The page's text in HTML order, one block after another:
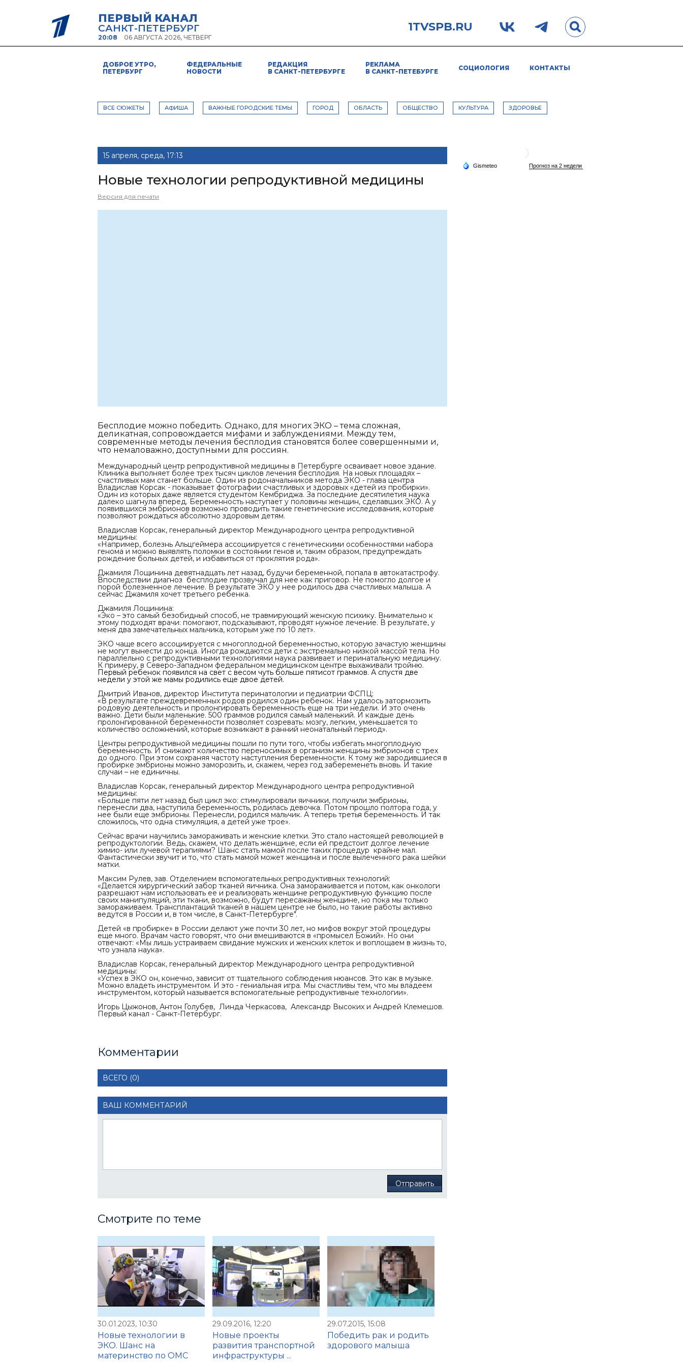
ПЕРВЫЙ КАНАЛ
САНКТ-ПЕТЕРБУРГ
20:08 06 АВГУСТА 2026, ЧЕТВЕРГ
1TVSPB.RU
ДОБРОЕ УТРО,
ПЕТЕРБУРГ
ФЕДЕРАЛЬНЫЕ
НОВОСТИ
РЕДАКЦИЯ
В САНКТ-ПЕТЕРБУРГЕ
РЕКЛАМА
В САНКТ-ПЕТЕБУРГЕ
СОЦИОЛОГИЯ КОНТАКТЫ
ВСЕ СЮЖЕТЫ АФИША ВАЖНЫЕ ГОРОДСКИЕ ТЕМЫ ГОРОД ОБЛАСТЬ ОБЩЕСТВО КУЛЬТУРА ЗДОРОВЬЕ
15 апреля, среда, 17:13
Новые технологии репродуктивной медицины
Версия для печати
Бесплодие можно победить. Однако, для многих ЭКО – тема сложная,
деликатная, сопровождается мифами и заблуждениями. Между тем,
современные методы лечения бесплодия становятся более совершенными и,
что немаловажно, доступными для россиян.
Международный центр репродуктивной медицины в Петербурге осваивает новое здание.
Клиника выполняет более трех тысяч циклов лечения бесплодия. На новых площадях –
счастливых мам станет больше. Один из родоначальников метода ЭКО - глава центра
Владислав Корсак - показывает фотографии счастливых и здоровых «детей из пробирки».
Один из которых даже является студентом Кембриджа. За последние десятилетия наука
далеко шагнула вперед. Беременность наступает у половины женщин, сделавших ЭКО. А у
появившихся эмбрионов возможно проводить такие генетические исследования, которые
позволяют рождаться абсолютно здоровым детям.
Владислав Корсак, генеральный директор Международного центра репродуктивной
медицины:
«Например, болезнь Альцгеймера ассоциируется с генетическими особенностями набора
генома и можно выявлять поломки в состоянии генов и, таким образом, предупреждать
рождение больных детей, и избавиться от проклятия рода».
Джамиля Лощинина девятнадцать лет назад, будучи беременной, попала в автокатастрофу.
Впоследствии диагноз бесплодие прозвучал для нее как приговор. Не помогло долгое и
порой болезненное лечение. В результате ЭКО у нее родилось два счастливых малыша. А
сейчас Джамиля хочет третьего ребенка.
Джамиля Лощинина:
«Эко – это самый безобидный способ, не травмирующий женскую психику. Внимательно к
этому подходят врачи: помогают, подсказывают, проводят нужное лечение. В результате, у
меня два замечательных мальчика, которым уже по 10 лет».
ЭКО чаще всего ассоциируется с многоплодной беременностью, которую зачастую женщины
не могут вынести до конца. Иногда рождаются дети с экстремально низкой массой тела. Но
параллельно с репродуктивными технологиями наука развивает и перинатальную медицину.
К примеру, в Северо-Западном федеральном медицинском центре выхаживали тройню.
Первый ребенок появился на свет с весом чуть больше пятисот граммов. А спустя две
недели у этой же мамы родились еще двое детей.
Дмитрий Иванов, директор Института перинатологии и педиатрии ФСПЦ:
«В результате преждевременных родов родился один ребенок. Нам удалось затормозить
родовую деятельность и пролонгировать беременность еще на три недели. И это очень
важно. Дети были маленькие. 500 граммов родился самый маленький. И каждые день
пролонгированной беременности позволяет созревать: мозгу, легким, уменьшается то
количество осложнений, которые возникают в ранний неонатальный период».
Центры репродуктивной медицины пошли по пути того, чтобы избегать многоплодную
беременность. И снижают количество переносимых в организм женщины эмбрионов с трех
до одного. При этом сохраняя частоту наступления беременности. К тому же зародившиеся в
пробирке эмбрионы можно заморозить, и, скажем, через год забеременеть вновь. И такие
случаи – не единичны.
Владислав Корсак, генеральный директор Международного центра репродуктивной
медицины:
«Больше пяти лет назад был цикл эко: стимулировали яичники, получили эмбрионы,
перенесли два, наступила беременность, родилась девочка. Потом прошло полтора года, у
нее были еще эмбрионы. Перенесли, родился мальчик. А теперь третья беременность. И так
сложилось, что одна стимуляция, а детей уже трое».
Сейчас врачи научились замораживать и женские клетки. Это стало настоящей революцией в
репродуктологии. Ведь, скажем, что делать женщине, если ей предстоит долгое лечение
химио- или лучевой терапиями? Шанс стать мамой после таких процедур крайне мал.
Фантастически звучит и то, что стать мамой может женщина и после вылеченного рака шейки
матки.
Максим Рулев, зав. Отделением вспомогательных репродуктивных технологий:
«Делается хирургический забор тканей яичника. Она замораживается и потом, как онкологи
разрешают нам использовать ее и реализовать женщине репродуктивную функцию после
своих манипуляций, эти ткани, возможно, будут пересажаны женщине, но пока мы только
замораживаем. Трансплантаций тканей в нашем центре не было, но такие работы активно
ведутся в России и, в том числе, в Санкт-Петербурге".
Детей «в пробирке» в России делают уже почти 30 лет, но мифов вокруг этой процедуры
еще много. Врачам часто говорят, что они вмешиваются в «промысел Божий». Но они
отвечают: «Мы лишь устраиваем свидание мужских и женских клеток и воплощаем в жизнь то,
что узнала наука».
Владислав Корсак, генеральный директор Международного центра репродуктивной
медицины:
«Успех в ЭКО он, конечно, зависит от тщательного соблюдения нюансов. Это как в музыке.
Можно владеть инструментом. И это - гениальная игра. Мы счастливы тем, что мы владеем
инструментом, который называется вспомогательные репродуктивные технологии».
Игорь Цыжонов, Антон Голубев, Линда Черкасова, Александр Высоких и Андрей Клемешов.
Первый канал - Санкт-Петербург.
Комментарии
ВСЕГО (0)
ВАШ КОММЕНТАРИЙ
Отправить
Смотрите по теме
30.01.2023, 10:30
Новые технологии в
ЭКО. Шанс на
материнство по ОМС
29.09.2016, 12:20
Новые проекты
развития транспортной
инфраструктуры ...
29.07.2015, 15:08
Победить рак и родить
здорового малыша